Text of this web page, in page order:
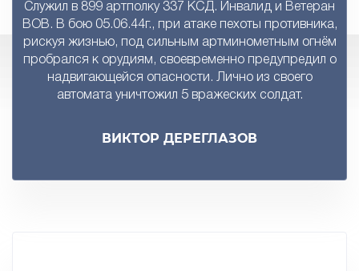
Служил в 899 артполку 337 КСД. Инвалид и Ветеран
ВОВ. В бою 05.06.44г., при атаке пехоты противника,
рискуя жизнью, под сильным артминометным огнём
пробрался к орудиям, своевременно предупредил о
надвигающейся опасности. Лично из своего
автомата уничтожил 5 вражеских солдат.
ВИКТОР ДЕРЕГЛАЗОВ